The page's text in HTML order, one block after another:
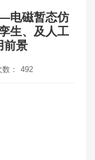
—电磁暂态仿
生、及人工
前景
： 492